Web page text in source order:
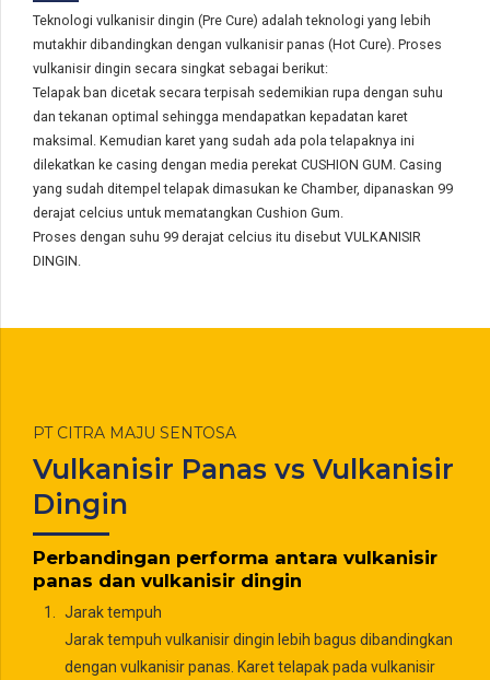
Teknologi vulkanisir dingin (Pre Cure) adalah teknologi yang lebih
mutakhir dibandingkan dengan vulkanisir panas (Hot Cure). Proses
vulkanisir dingin secara singkat sebagai berikut:
Telapak ban dicetak secara terpisah sedemikian rupa dengan suhu
dan tekanan optimal sehingga mendapatkan kepadatan karet
maksimal. Kemudian karet yang sudah ada pola telapaknya ini
dilekatkan ke casing dengan media perekat CUSHION GUM. Casing
yang sudah ditempel telapak dimasukan ke Chamber, dipanaskan 99
derajat celcius untuk mematangkan Cushion Gum.
Proses dengan suhu 99 derajat celcius itu disebut VULKANISIR
DINGIN.
PT CITRA MAJU SENTOSA
Vulkanisir Panas vs Vulkanisir
Dingin
Perbandingan performa antara vulkanisir
panas dan vulkanisir dingin
Jarak tempuh
Jarak tempuh vulkanisir dingin lebih bagus dibandingkan
dengan vulkanisir panas. Karet telapak pada vulkanisir